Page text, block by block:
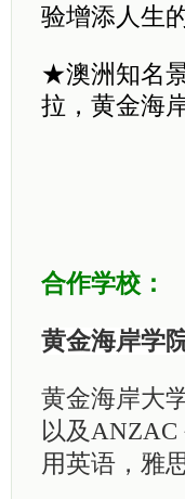
验增添人生
★澳洲知名
拉，黄金海
合作学校：
黄金海岸学
黄金海岸大
以及ANZAC
用英语，雅